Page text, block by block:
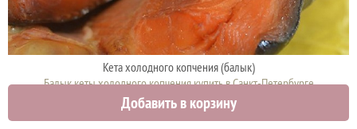
Кета холодного копчения (балык)
Балык кеты холодного копчения купить в Санкт-Петербурге
1340 руб.
Добавить в корзину